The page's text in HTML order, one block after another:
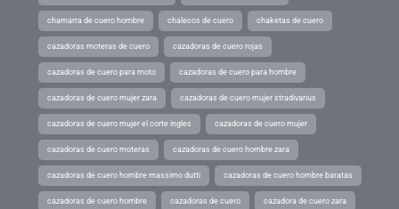
chamarra de cuero hombre chalecos de cuero chaketas de cuero
cazadoras moteras de cuero cazadoras de cuero rojas
cazadoras de cuero para moto cazadoras de cuero para hombre
cazadoras de cuero mujer zara cazadoras de cuero mujer stradivarius
cazadoras de cuero mujer el corte ingles cazadoras de cuero mujer
cazadoras de cuero moteras cazadoras de cuero hombre zara
cazadoras de cuero hombre massimo dutti cazadoras de cuero hombre baratas
cazadoras de cuero hombre cazadoras de cuero cazadora de cuero zara